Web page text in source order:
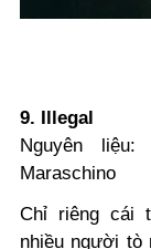
9. Illegal
Nguyên liệu:
Maraschino
Chỉ riêng cái
nhiều người tò